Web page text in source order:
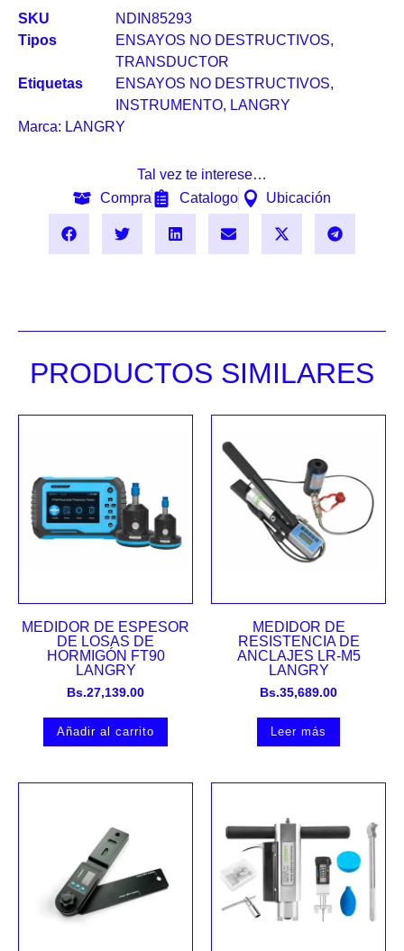
SKU
NDIN85293
Tipos
ENSAYOS NO DESTRUCTIVOS,
TRANSDUCTOR
Etiquetas
ENSAYOS NO DESTRUCTIVOS,
INSTRUMENTO, LANGRY
Marca: LANGRY
Tal vez te interese…
Compra
Catalogo Ubicación
PRODUCTOS SIMILARES
MEDIDOR DE ESPESOR
DE LOSAS DE
HORMIGÓN FT90
LANGRY
Bs.27,139.00
Añadir al carrito
MEDIDOR DE
RESISTENCIA DE
ANCLAJES LR-M5
LANGRY
Bs.35,689.00
Leer más